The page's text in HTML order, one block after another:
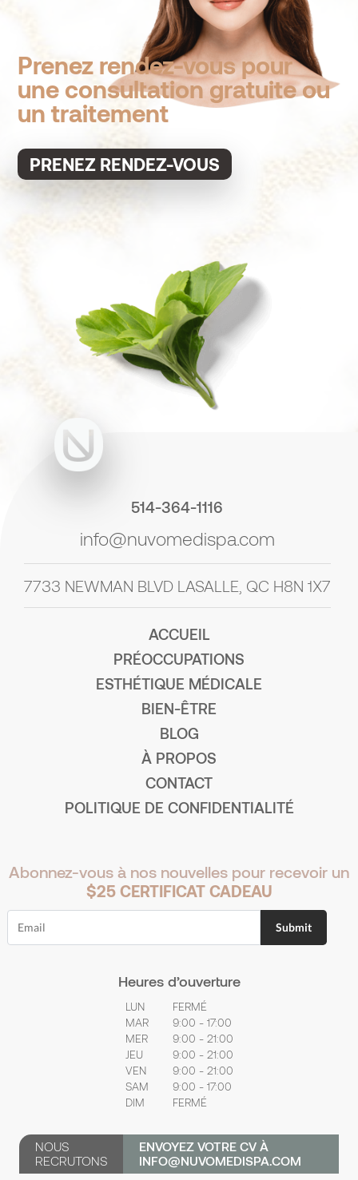
Prenez rendez-vous pour
une consultation gratuite ou
un traitement
PRENEZ RENDEZ-VOUS
ACCUEIL
PRÉOCCUPATIONS
ESTHÉTIQUE MÉDICALE
BIEN-ÊTRE
BLOG
À PROPOS
CONTACT
POLITIQUE DE CONFIDENTIALITÉ
Heures d’ouverture
LUN
MAR
MER
JEU
VEN
SAM
DIM
FERMÉ
9:00 - 17:00
9:00 - 21:00
9:00 - 21:00
9:00 - 21:00
9:00 - 17:00
FERMÉ
NOUS
RECRUTONS
ENVOYEZ VOTRE CV À
INFO@NUVOMEDISPA.COM
Abonnez-vous à nos nouvelles pour recevoir un
$25 CERTIFICAT CADEAU
514-364-1116
info@nuvomedispa.com
7733 NEWMAN BLVD LASALLE, QC H8N 1X7